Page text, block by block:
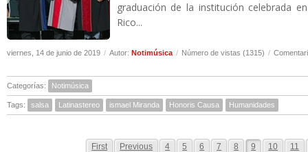
graduación de la institución celebrada
Rico...
viernes, 14 de junio de 2019 / Autor: Notimúsica / Número de vistas (1315) /
Categorías: Notimúsica
Tags: salsa Latinastereo ismael Miranda Honoris Causa Humanidades
First Previous 4 5 6 7 8 9 10 11